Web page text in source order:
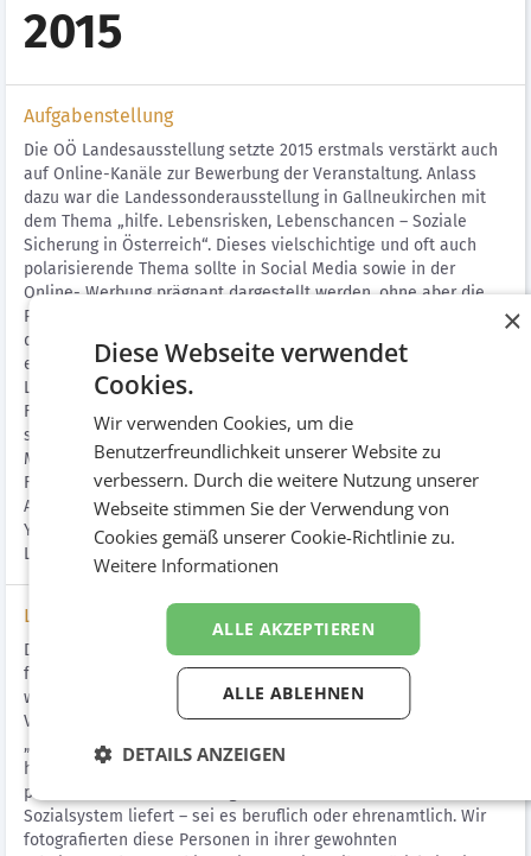
2015
Aufgabenstellung
Die OÖ Landesausstellung setzte 2015 erstmals verstärkt auch
auf Online-Kanäle zur Bewerbung der Veranstaltung. Anlass
dazu war die Landessonderausstellung in Gallneukirchen mit
dem Thema „hilfe. Lebensrisken, Lebenschancen – Soziale
Sicherung in Österreich“. Dieses vielschichtige und oft auch
polarisierende Thema sollte in Social Media sowie in der
Online- Werbung prägnant dargestellt werden, ohne aber die
Problematiken zu sehr zu vereinfachen – und dafür sorgen,
dass potentielle BesucherInnen Lust auf mehr bekamen. Wir
entwickelten einen umfassenden Online-Marketing-Mix für die
Landessonderausstellung 2015. Für den neu geschaffenen
Facebook-Channel konzipierten wir eine Content-Strategie und
setzten diese um. Wir übernahmen außerdem das E-Mail-
Marketing für die Veranstaltung und schalteten Display Ads,
Facebook Ads und Google AdWords. In Zusammenarbeit mit der
Agentur Die Wachstumsberater wurden Banner sowie eine
YouTube PreRoll gestaltet. Außerdem wird ein Video zur
Landessonderausstellung produziert.
Lösung
Der Facebook-Auftritt der Landessonderausstellung 2015 sollte
für User spannend und unterhaltsam sein. Darum beschlossen
wir, Content zu kreieren, der über bloße Informationen zur
Veranstaltung selbst hinausging. Wir griffen das Überthema
„Hilfe“ auf und brachen es auf eine sehr persönliche Ebene
herunter: Jeden Tag wird auf der Facebook-Seite eine Person
porträtiert, die ihren Beitrag zum österreichischen
Sozialsystem liefert – sei es beruflich oder ehrenamtlich. Wir
fotografierten diese Personen in ihrer gewohnten
×
Diese Webseite verwendet
Cookies.
Wir verwenden Cookies, um die
Benutzerfreundlichkeit unserer Website zu
verbessern. Durch die weitere Nutzung unserer
Webseite stimmen Sie der Verwendung von
Cookies gemäß unserer Cookie-Richtlinie zu.
Weitere Informationen
ALLE AKZEPTIEREN
ALLE ABLEHNEN
DETAILS ANZEIGEN